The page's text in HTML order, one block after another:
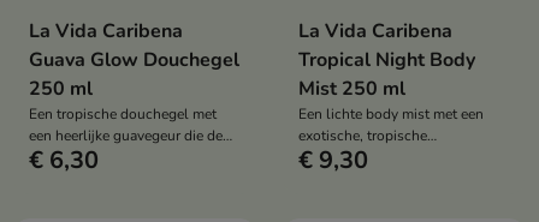
La Vida Caribena
Guava Glow Douchegel
250 ml
Een tropische douchegel met
een heerlijke guavegeur die de
huid mild reinigt en zacht, fris en
€ 6,30
La Vida Caribena
Tropical Night Body
Mist 250 ml
Een lichte body mist met een
exotische, tropische
bloemengeur die de huid verfrist
€ 9,30